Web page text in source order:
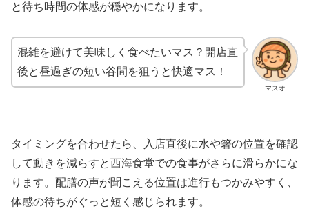
と待ち時間の体感が穏やかになります。
マスオ
混雑を避けて美味しく食べたいマス？開店直
後と昼過ぎの短い谷間を狙うと快適マス！
タイミングを合わせたら、入店直後に水や箸の位置を確認
して動きを減らすと西海食堂での食事がさらに滑らかにな
ります。配膳の声が聞こえる位置は進行もつかみやすく、
体感の待ちがぐっと短く感じられます。